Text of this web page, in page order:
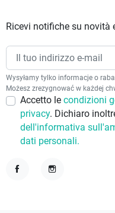
Ricevi notifiche su novità
Wysyłamy tylko informacje o
Możesz zrezygnować w każdej
Accetto le condizioni
privacy. Dichiaro
dell'informativa
dati personali.